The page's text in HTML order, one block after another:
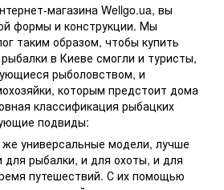
магазина Wellgo.ua, вы
формы и конструкции. Мы
таким образом, чтобы купить
в Киеве смогли и туристы,
рыболовством, и
которым предстоит дома
классификация рыбацких
подвиды:
универсальные модели, лучше
рыбалки, и для охоты, и для
путешествий. С их помощью